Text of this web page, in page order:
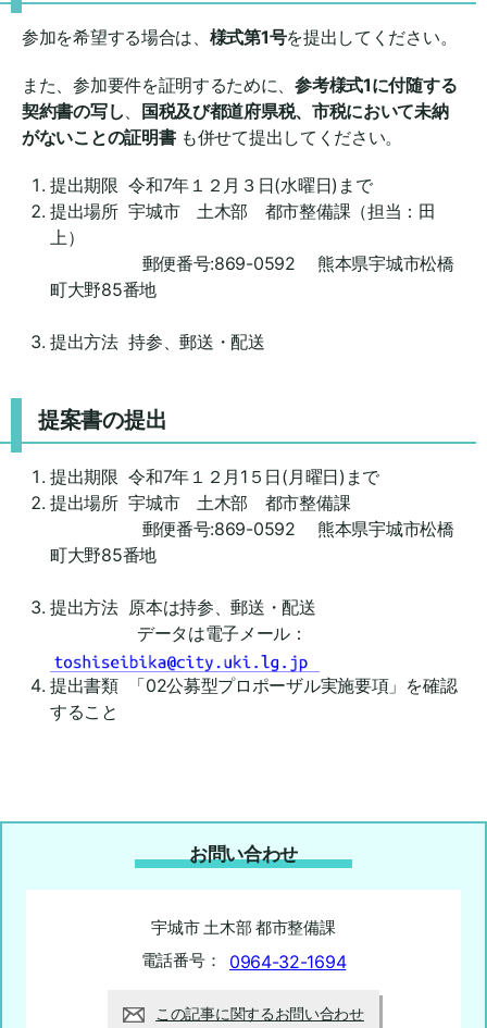
参加を希望する場合は、 様式第1号を提出してください。
また、参加要件を証明するために、参考様式1に付随する
契約書の写し
国税及び都道府県税、市税において未納
がないことの証明書も併せて提出してください。
提出期限 令和7年１２月３日(水曜日)まで
提出場所 宇城市 土木部 都市整備課（担当：田
上）
郵便番号:869-0592 熊本県宇城市松橋
町大野85番地
提出方法 持参、郵送・配送
提案書の提出
提出期限 令和7年１２月1５日(月曜日)まで
提出場所 宇城市 土木部 都市整備課
郵便番号:869-0592 熊本県宇城市松橋
町大野85番地
提出方法 原本は持参、郵送・配送
データは電子メール：
提出書類 「02公募型プロポーザル実施要項」を確認
すること
お問い合わせ
宇城市 土木部 都市整備課
電話番号：
0964-32-1694
この記事に関するお問い合わせ